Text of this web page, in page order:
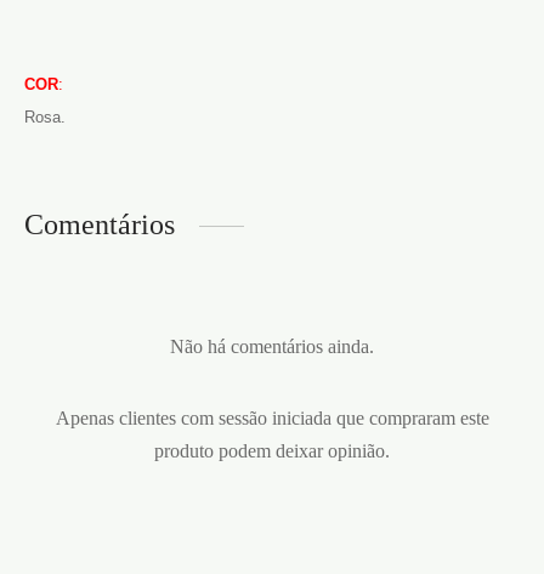
COR:
Rosa.
Comentários
Não há comentários ainda.
Apenas clientes com sessão iniciada que compraram este
produto podem deixar opinião.